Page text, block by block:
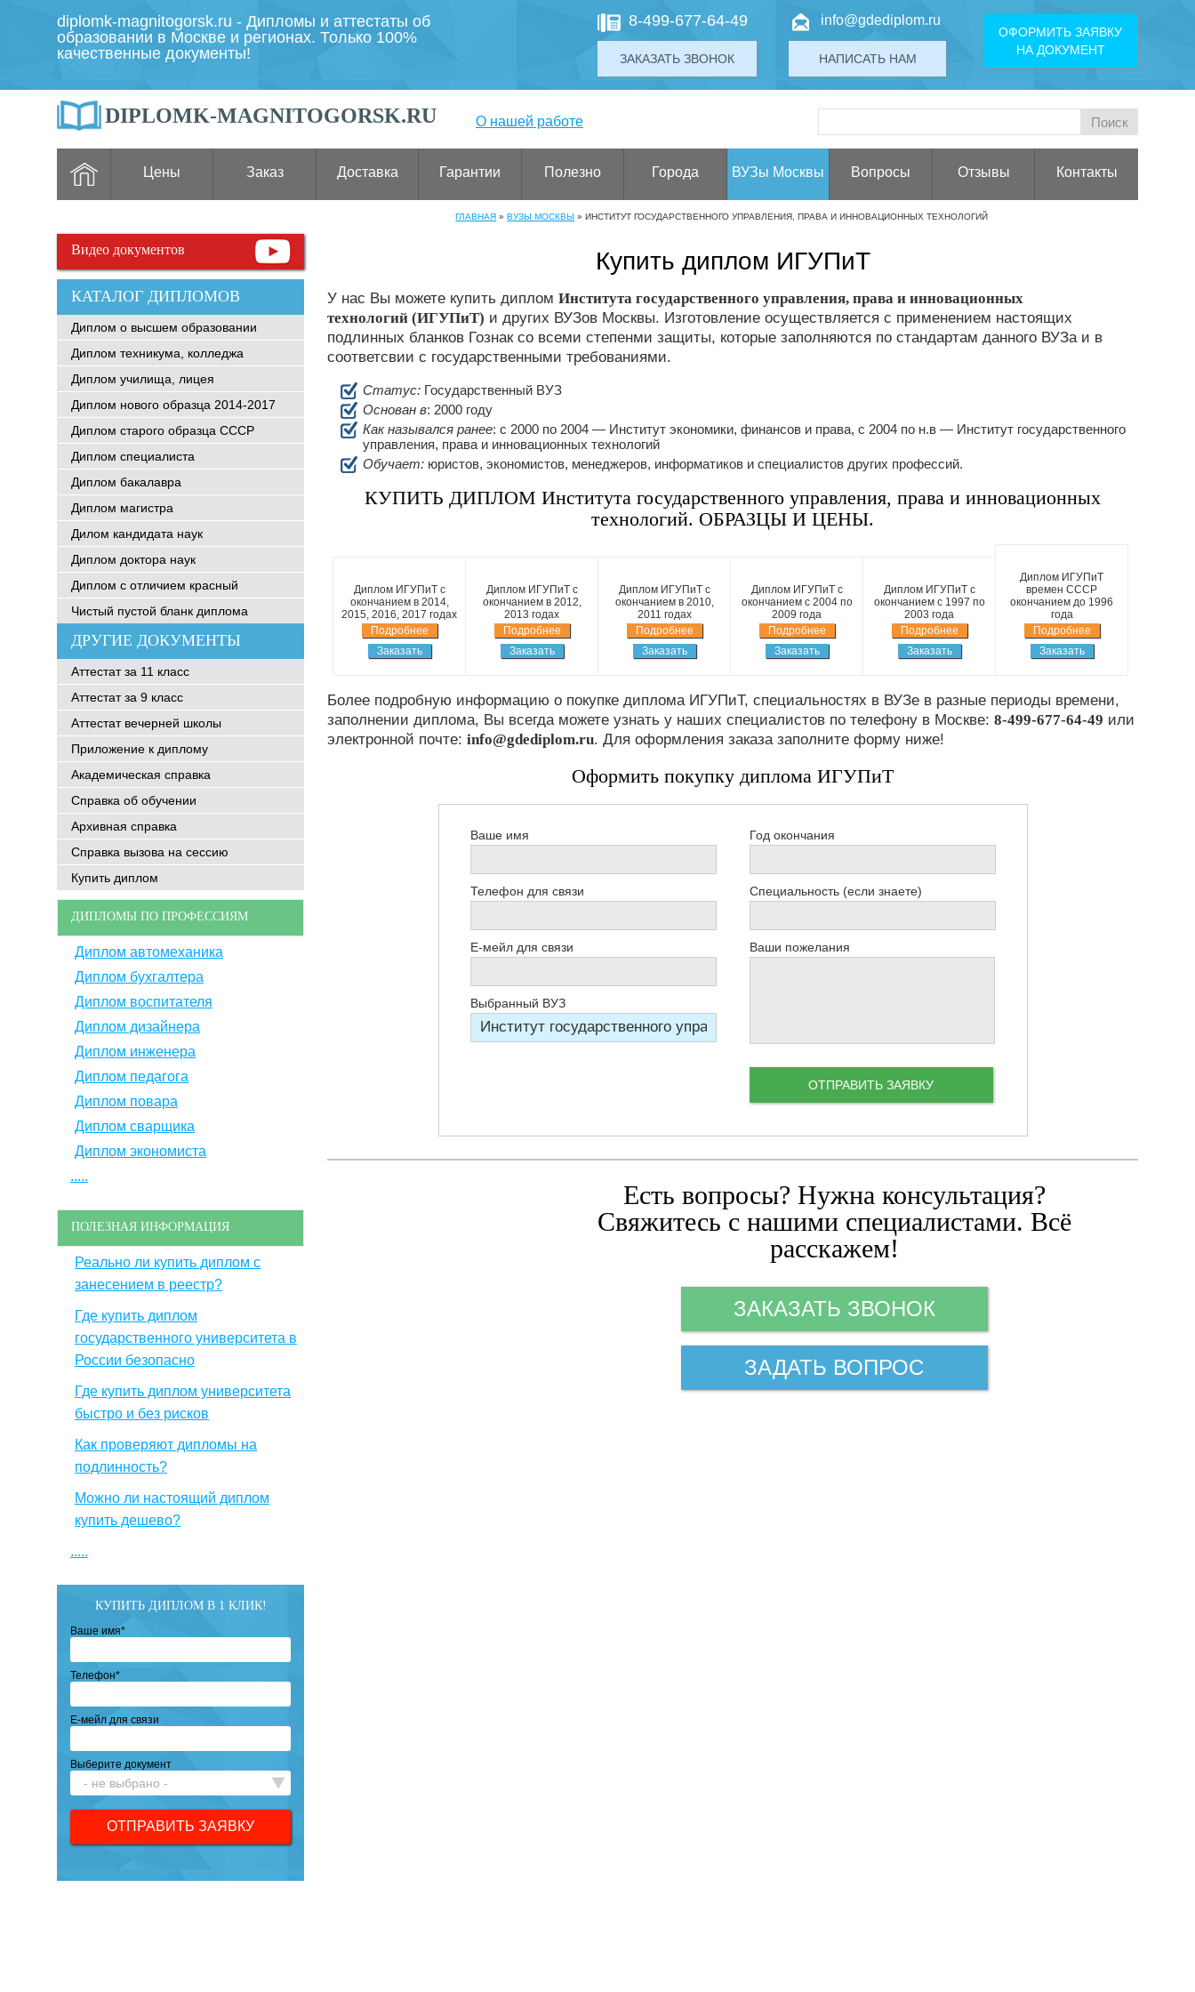
diplomk-magnitogorsk.ru - Дипломы и аттестаты об
образовании в Москве и регионах. Только 100%
качественные документы!
8-499-677-64-49
ЗАКАЗАТЬ ЗВОНОК
info@gdediplom.ru
НАПИСАТЬ НАМ
ОФОРМИТЬ ЗАЯВКУ
НА ДОКУМЕНТ
DIPLOMK-MAGNITOGORSK.RU О нашей работе
Цены Заказ Доставка Гарантии Полезно Города ВУЗы Москвы Вопросы Отзывы Контакты
ГЛАВНАЯ »ВУЗЫ МОСКВЫ »ИНСТИТУТ ГОСУДАРСТВЕННОГО УПРАВЛЕНИЯ, ПРАВА И ИННОВАЦИОННЫХ ТЕХНОЛОГИЙ
Купить диплом ИГУПиТ
У нас Вы можете купить диплом Института государственного управления, права и инновационных
технологий (ИГУПиТ) и других ВУЗов Москвы. Изготовление осуществляется с применением настоящих
подлинных бланков Гознак со всеми степенми защиты, которые заполняются по стандартам данного ВУЗа и в
соответсвии с государственными требованиями.
Статус: Государственный ВУЗ
Основан в: 2000 году
Как назывался ранее: c 2000 по 2004 — Институт экономики, финансов и права, с 2004 по н.в — Институт государственного
управления, права и инновационных технологий
Обучает: юристов, экономистов, менеджеров, информатиков и специалистов других профессий.
КУПИТЬ ДИПЛОМ Института государственного управления, права и инновационных
технологий. ОБРАЗЦЫ И ЦЕНЫ.
Диплом ИГУПиТ с
окончанием в 2014,
2015, 2016, 2017 годах
Подробнее
Заказать
Диплом ИГУПиТ с
окончанием в 2012,
2013 годах
Подробнее
Заказать
Диплом ИГУПиТ с
окончанием в 2010,
2011 годах
Подробнее
Заказать
Диплом ИГУПиТ с
окончанием с 2004 по
2009 года
Подробнее
Заказать
Диплом ИГУПиТ с
окончанием с 1997 по
2003 года
Подробнее
Заказать
Диплом ИГУПиТ
времен СССР
окончанием до 1996
года
Подробнее
Заказать
Более подробную информацию о покупке диплома ИГУПиТ, специальностях в ВУЗе в разные периоды времени,
заполнении диплома, Вы всегда можете узнать у наших специалистов по телефону в Москве: 8-499-677-64-49 или
электронной почте: info@gdediplom.ru. Для оформления заказа заполните форму ниже!
Оформить покупку диплома ИГУПиТ
Ваше имя
Телефон для связи
Е-мейл для связи
Выбранный ВУЗ
Год окончания
Специальность (если знаете)
Ваши пожелания
Есть вопросы? Нужна консультация?
Свяжитесь с нашими специалистами. Всё
расскажем!
ЗАКАЗАТЬ ЗВОНОК
ЗАДАТЬ ВОПРОС
Видео документов
КАТАЛОГ ДИПЛОМОВ
Диплом о высшем образовании
Диплом техникума, колледжа
Диплом училища, лицея
Диплом нового образца 2014-2017
Диплом старого образца СССР
Диплом специалиста
Диплом бакалавра
Диплом магистра
Дилом кандидата наук
Диплом доктора наук
Диплом с отличием красный
Чистый пустой бланк диплома
ДРУГИЕ ДОКУМЕНТЫ
Аттестат за 11 класс
Аттестат за 9 класс
Аттестат вечерней школы
Приложение к диплому
Академическая справка
Справка об обучении
Архивная справка
Справка вызова на сессию
Купить диплом
ДИПЛОМЫ ПО ПРОФЕССИЯМ
Диплом автомеханика
Диплом бухгалтера
Диплом воспитателя
Диплом дизайнера
Диплом инженера
Диплом педагога
Диплом повара
Диплом сварщика
Диплом экономиста
.....
ПОЛЕЗНАЯ ИНФОРМАЦИЯ
Реально ли купить диплом с
занесением в реестр?
Где купить диплом
государственного университета в
России безопасно
Где купить диплом университета
быстро и без рисков
Как проверяют дипломы на
подлинность?
Можно ли настоящий диплом
купить дешево?
.....
КУПИТЬ ДИПЛОМ В 1 КЛИК!
Ваше имя*
Телефон*
Е-мейл для связи
Выберите документ